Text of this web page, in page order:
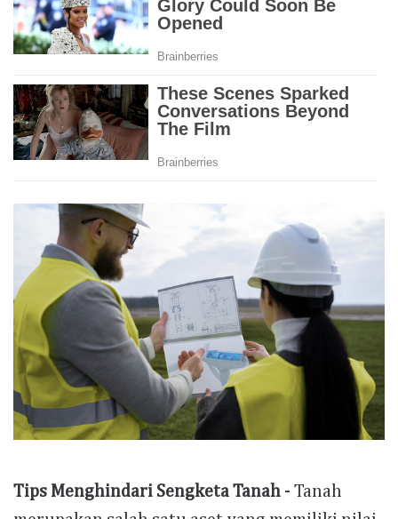
Tips Menghindari Sengketa Tanah - Tanah